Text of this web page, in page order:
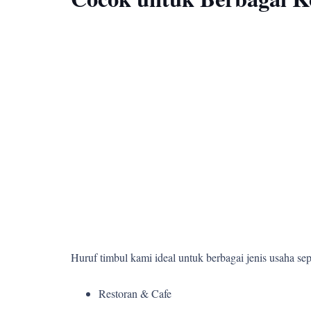
Huruf timbul kami ideal untuk berbagai jenis usaha
Restoran & Cafe